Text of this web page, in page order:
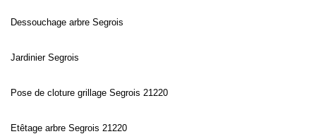
Dessouchage arbre Segrois
Jardinier Segrois
Pose de cloture grillage Segrois 21220
Etêtage arbre Segrois 21220